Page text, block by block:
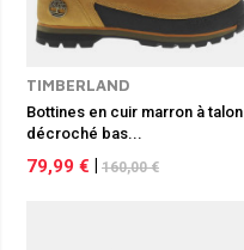
TIMBERLAND
Bottines en cuir marron à talon
décroché bas...
79,99 € 160,00 €